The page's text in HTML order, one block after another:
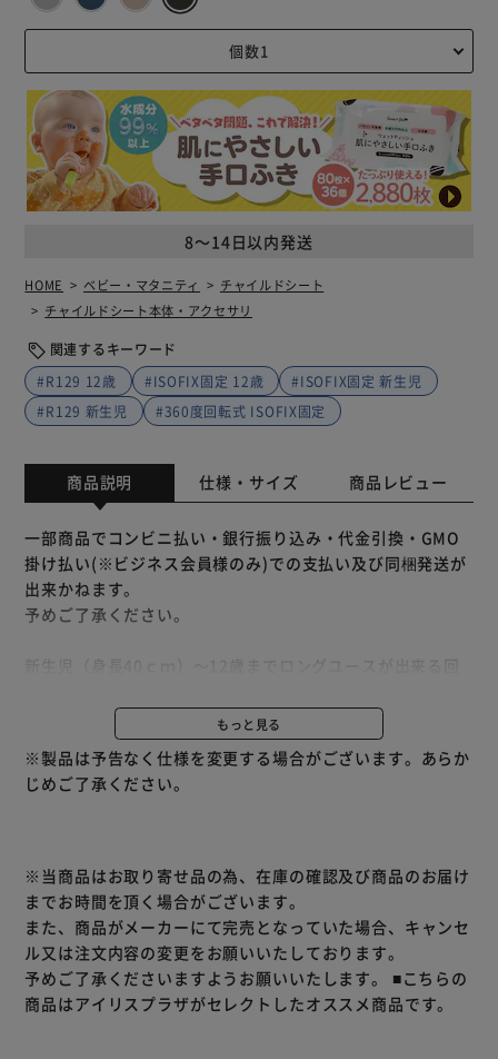
8～14日以内発送
HOME ベビー・マタニティ
チャイルドシート
チャイルドシート本体・アクセサリ
関連するキーワード
#R129 12歳
#ISOFIX固定 12歳
#ISOFIX固定 新生児
#R129 新生児
#360度回転式 ISOFIX固定
商品説明 仕様・サイズ 商品レビュー
一部商品でコンビニ払い・銀行振り込み・代金引換・GMO
掛け払い(※ビジネス会員様のみ)での支払い及び同梱発送が
出来かねます。
予めご了承ください。
最新安全基準R129適合のISOFIX固定なので取付簡単。
360度回転式なので載せ降ろしが楽々。
赤ちゃんを包み込むインナーサポートクッション付き。
5段階リクライニング。
もっと見る
※製品は予告なく仕様を変更する場合がございます。あらか
じめご了承ください。
※当商品はお取り寄せ品の為、在庫の確認及び商品のお届け
までお時間を頂く場合がございます。
また、商品がメーカーにて完売となっていた場合、キャンセ
ル又は注文内容の変更をお願いいたしております。
予めご了承くださいますようお願いいたします。 ■こちらの
商品はアイリスプラザがセレクトしたオススメ商品です。